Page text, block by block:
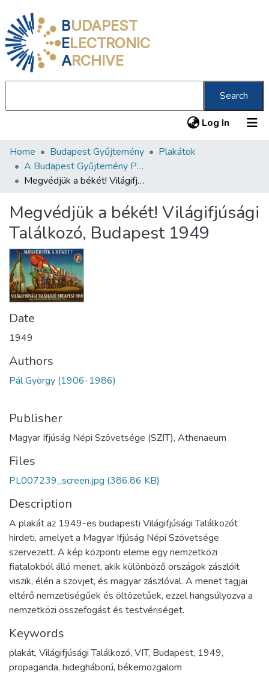
BUDAPEST
ELECTRONIC
ARCHIVE
Search
Log In (current)
Communities & Collections
All of DSpace
About us
Home Budapest Gyűjtemény
Plakátok
A Budapest Gyűjtemény Plakáttárának plakátjai
Megvédjük a békét! Világifjúsági Találkozó, Budapest 1949
Megvédjük a békét! Világifjúsági
Találkozó, Budapest 1949
Date
1949
Authors
Pál György (1906-1986)
Publisher
Magyar Ifjúság Népi Szövetsége (SZIT), Athenaeum
Files
PL007239_screen.jpg (386.86 KB)
Description
A plakát az 1949-es budapesti Világifjúsági Találkozót
hirdeti, amelyet a Magyar Ifjúság Népi Szövetsége
szervezett. A kép központi eleme egy nemzetközi
fiatalokból álló menet, akik különböző országok zászlóit
viszik, élén a szovjet, és magyar zászlóval. A menet tagjai
eltérő nemzetiségűek és öltözetűek, ezzel hangsúlyozva a
nemzetközi összefogást és testvériséget.
Keywords
plakát, Világifjúsági Találkozó, VIT, Budapest, 1949,
propaganda, hidegháború, békemozgalom